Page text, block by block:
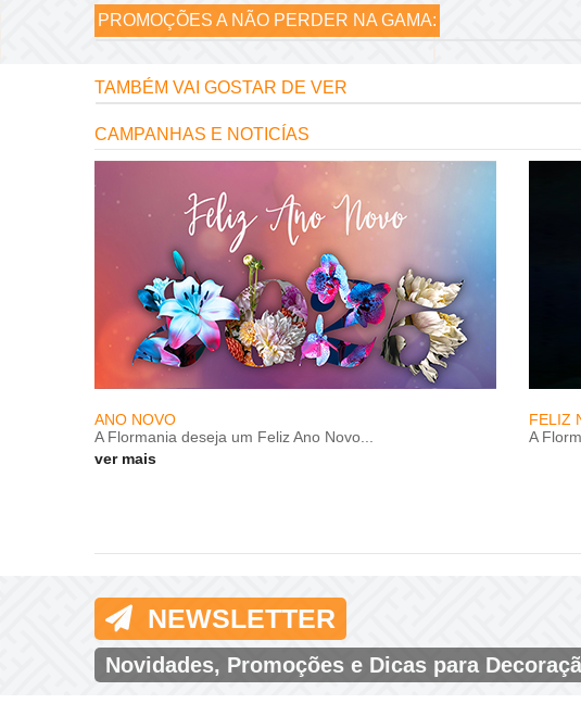
PROMOÇÕES A NÃO PERDER NA GAMA:
TAMBÉM VAI GOSTAR DE VER
CAMPANHAS E NOTICÍAS
ANO NOVO
A Flormania deseja um Feliz Ano Novo...
ver mais
FELIZ
A
NEWSLETTER
Novidades, Promoções e Dicas para